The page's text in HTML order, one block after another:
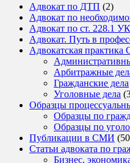
Адвокат по ДТП (2)
Адвокат по
Адвокат по ст. 228.1
Адвокат. Путь в
Адвокатская
Арбитражные
Гражданские дела
Уголовные дела
Образцы
Образцы по
Образцы по
Публикации в СМИ
Статьи адвоката по
Бизнес,